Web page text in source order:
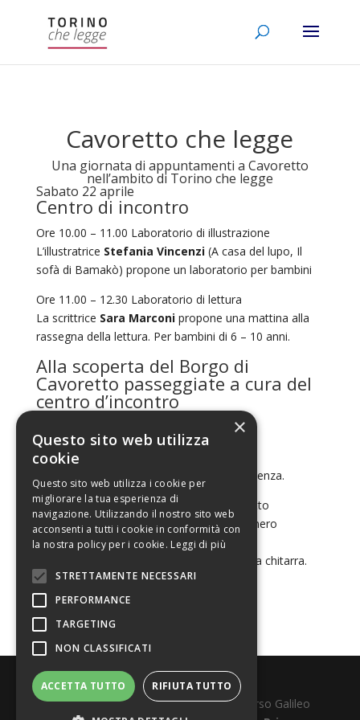
Cavoretto che legge
Una giornata di appuntamenti a Cavoretto
nell’ambito di Torino che legge
Sabato 22 aprile
Centro di incontro
Ore 10.00 – 11.00 Laboratorio di illustrazione
L’illustratrice Stefania Vincenzi(A casa del lupo, Il
sofà di Bamakò) propone un laboratorio per bambini
Ore 11.00 – 12.30 Laboratorio di lettura
La scrittrice Sara Marconipropone una mattina alla
rassegna della lettura. Per bambini di 6 – 10 anni.
Alla scoperta del Borgo di
Cavoretto passeggiate a cura del
centro d’incontro
Stefano Orta
Ore 18.00 Dall’oralità alla scrittura
Incontro con i ragazzi del Centro di accoglienza.
Ore 20.00 – Teatro parrocchiale di Cavoretto
Le Pallonarie– storie di calcio in bianco e nero
Un reading di Marco Balestracci, con
alla chitarra.
Realizzato e sostenuto daElwood- Corso Galileo
×
Questo sito web utilizza
cookie
Questo sito web utilizza i cookie per
migliorare la tua esperienza di
navigazione. Utilizzando il nostro sito web
acconsenti a tutti i cookie in conformità con
la nostra policy per i cookie. Leggi di più
STRETTAMENTE NECESSARI
PERFORMANCE
TARGETING
NON CLASSIFICATI
ACCETTA TUTTO RIFIUTA TUTTO